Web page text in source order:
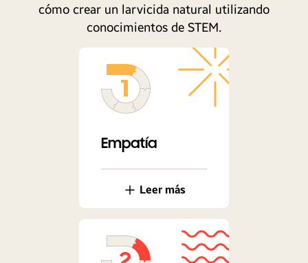
cómo crear un larvicida natural utilizando
conocimientos de STEM.
Empatía
Leer más